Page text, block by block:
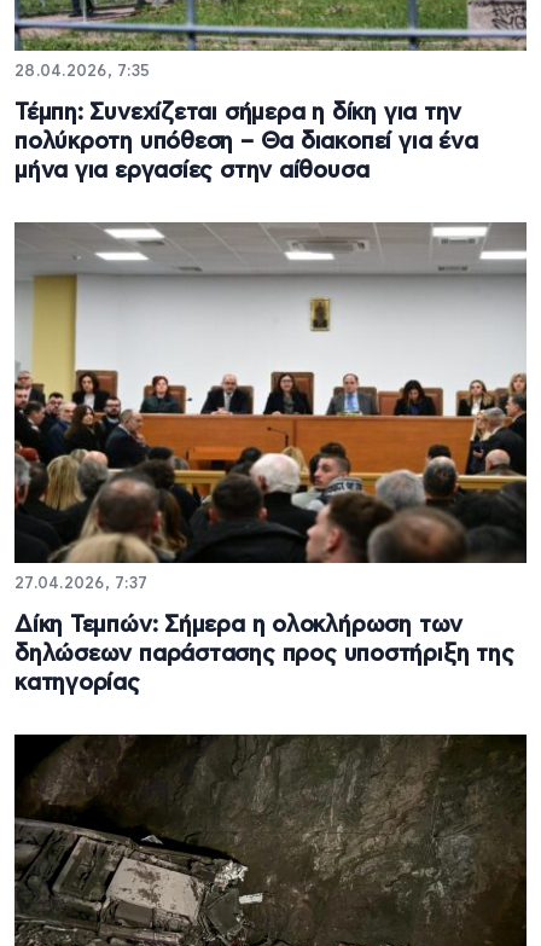
28.04.2026, 7:35
Τέμπη: Συνεχίζεται σήμερα η δίκη για την
πολύκροτη υπόθεση – Θα διακοπεί για ένα
μήνα για εργασίες στην αίθουσα
27.04.2026, 7:37
Δίκη Τεμπών: Σήμερα η ολοκλήρωση των
δηλώσεων παράστασης προς υποστήριξη της
κατηγορίας